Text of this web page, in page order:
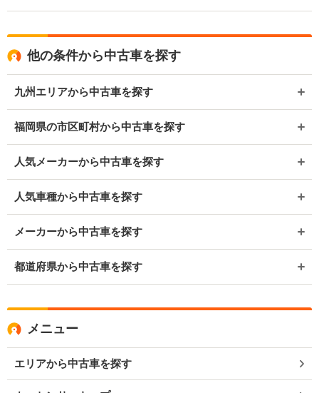
他の条件から中古車を探す
九州エリアから中古車を探す
福岡県の市区町村から中古車を探す
人気メーカーから中古車を探す
人気車種から中古車を探す
メーカーから中古車を探す
都道府県から中古車を探す
メニュー
エリアから中古車を探す